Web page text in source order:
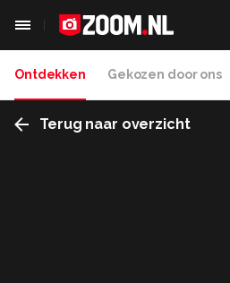
Ontdekken Gekozen door ons
Terug naar overzicht